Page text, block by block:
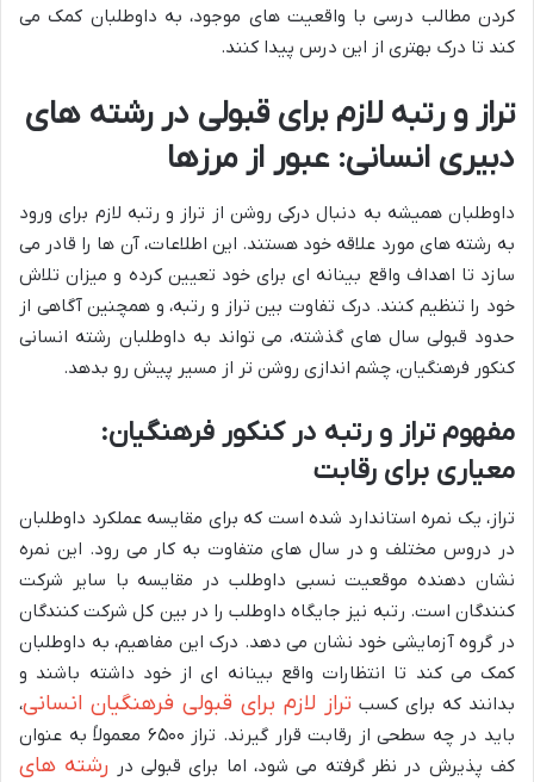
کردن مطالب درسی با واقعیت های موجود، به داوطلبان کمک می
کند تا درک بهتری از این درس پیدا کنند.
تراز و رتبه لازم برای قبولی در رشته های
دبیری انسانی: عبور از مرزها
داوطلبان همیشه به دنبال درکی روشن از تراز و رتبه لازم برای ورود
به رشته های مورد علاقه خود هستند. این اطلاعات، آن ها را قادر می
سازد تا اهداف واقع بینانه ای برای خود تعیین کرده و میزان تلاش
خود را تنظیم کنند. درک تفاوت بین تراز و رتبه، و همچنین آگاهی از
حدود قبولی سال های گذشته، می تواند به داوطلبان رشته انسانی
کنکور فرهنگیان، چشم اندازی روشن تر از مسیر پیش رو بدهد.
مفهوم تراز و رتبه در کنکور فرهنگیان:
معیاری برای رقابت
تراز، یک نمره استاندارد شده است که برای مقایسه عملکرد داوطلبان
در دروس مختلف و در سال های متفاوت به کار می رود. این نمره
نشان دهنده موقعیت نسبی داوطلب در مقایسه با سایر شرکت
کنندگان است. رتبه نیز جایگاه داوطلب را در بین کل شرکت کنندگان
در گروه آزمایشی خود نشان می دهد. درک این مفاهیم، به داوطلبان
کمک می کند تا انتظارات واقع بینانه ای از خود داشته باشند و
بدانند که برای کسب تراز لازم برای قبولی فرهنگیان انسانی،
باید در چه سطحی از رقابت قرار گیرند. تراز ۶۵۰۰ معمولاً به عنوان
کف پذیرش در نظر گرفته می شود، اما برای قبولی در رشته های